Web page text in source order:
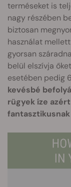
terméseket is
nagy részében
biztosan
használat
gyorsan
belül elszívja
esetében pedig
kevésbé
rügyek íze